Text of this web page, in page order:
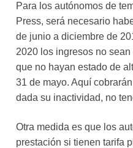
Para los autónomos de
Press, será necesario
de junio a diciembre de
2020 los ingresos no
que no hayan estado de
31 de mayo. Aquí
dada su inactividad, no
Otra medida es que los
prestación si tienen tarifa